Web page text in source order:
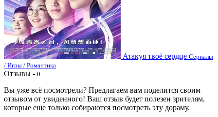
Атакуя твоё сердце Сериалы
/ Игры / Романтика
Отзывы - 0
Вы уже всё посмотрели? Предлагаем вам поделится своим
отзывом от увиденного! Ваш отзыв будет полезен зрителям,
которые еще только собираются посмотреть эту дораму.